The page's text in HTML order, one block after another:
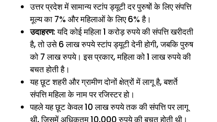
उत्तर प्रदेश में सामान्य स्टांप ड्यूटी दर पुरुषों के लिए संपत्ति
मूल्य का 7% और महिलाओं के लिए 6% है।
उदाहरण: यदि कोई महिला 1 करोड़ रुपये की संपत्ति खरीदती
है, तो उसे 6 लाख रुपये स्टांप ड्यूटी देनी होगी, जबकि पुरुष
को 7 लाख रुपये। इस प्रकार, महिला को 1 लाख रुपये की
बचत होती है।
यह छूट शहरी और ग्रामीण दोनों क्षेत्रों में लागू है, बशर्ते
संपत्ति महिला के नाम पर रजिस्टर हो।
पहले यह छूट केवल 10 लाख रुपये तक की संपत्ति पर लागू
थी, जिसमें अधिकतम 10,000 रुपये की बचत होती थी।